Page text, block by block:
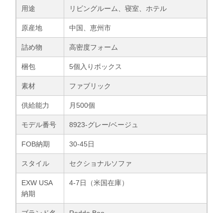
用途 リビングルーム、寝室、ホテル
原産地 中国、恵州市
詰め物 高密度フォーム
梱包 5個入りボックス
素材 ファブリック
供給能力 月500個
モデル番号 8923-グレー/ベージュ
FOB納期 30-45日
スタイル セクショナルソファ
EXW USA
納期
4-7日（米国在庫）